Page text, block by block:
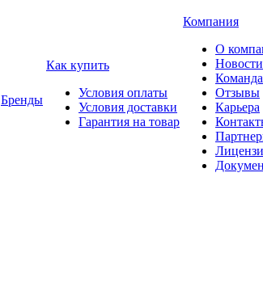
Бренды
Как купить
Условия оплаты
Условия доставки
Гарантия на товар
Компания
О
Новости
Команда
Отзывы
Карьера